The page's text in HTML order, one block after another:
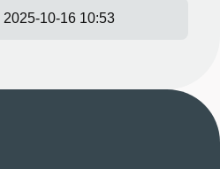
2025-10-16 10:53